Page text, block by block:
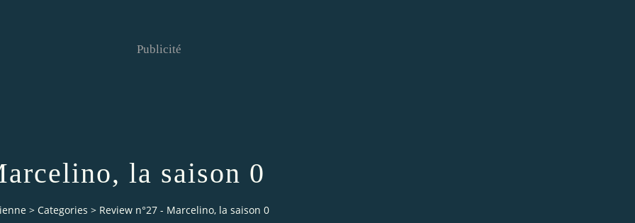
Publicité
la saison 0
> Categories > Review n°27 - Marcelino, la saison 0